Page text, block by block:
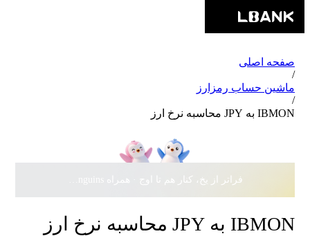
صفحه اصلی
/
ماشین حساب رمزارز
/
IBMON به JPY محاسبه نرخ ارز
IBMON به JPY محاسبه نرخ ارز